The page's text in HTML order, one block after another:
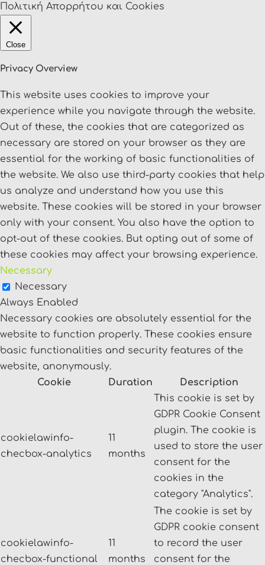
Πολιτική Απορρήτου και Cookies
Close
Privacy Overview
This website uses cookies to improve your
experience while you navigate through the website.
Out of these, the cookies that are categorized as
necessary are stored on your browser as they are
essential for the working of basic functionalities of
the website. We also use third-party cookies that help
us analyze and understand how you use this
website. These cookies will be stored in your browser
only with your consent. You also have the option to
opt-out of these cookies. But opting out of some of
these cookies may affect your browsing experience.
Necessary
Necessary
Always Enabled
Necessary cookies are absolutely essential for the
website to function properly. These cookies ensure
basic functionalities and security features of the
website, anonymously.
Cookie
Duration Description
cookielawinfo-
checbox-analytics
11
months
This cookie is set by
GDPR Cookie Consent
plugin. The cookie is
used to store the user
consent for the
cookies in the
category "Analytics".
cookielawinfo-
checbox-functional
11
months
The cookie is set by
GDPR cookie consent
to record the user
consent for the